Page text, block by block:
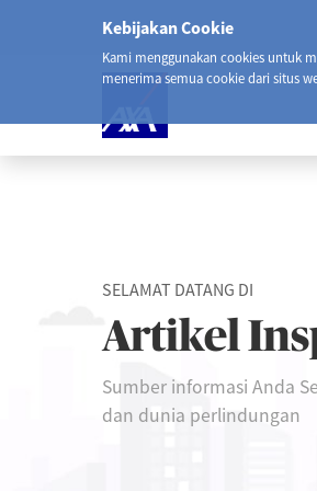
Kebijakan Cookie
Kami menggunakan cookies untuk
menerima semua cookie dari situs
SELAMAT DATANG DI
Artikel
Sumber informasi Anda
dan dunia perlindungan